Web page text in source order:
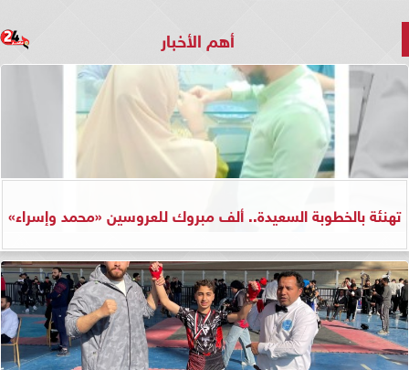
أهم الأخبار
تهنئة بالخطوبة السعيدة.. ألف مبروك للعروسين «محمد وإسراء»